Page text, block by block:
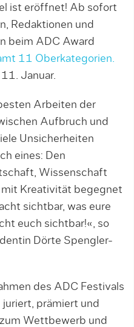
ist eröffnet! Ab sofort
Redaktionen und
beim ADC Award
11 Oberkategorien.
Januar.
Arbeiten der
Aufbruch und
Unsicherheiten
eines: Den
Wissenschaft
mit Kreativität begegnet
sichtbar, was eure
euch sichtbar!«, so
Dörte Spengler-
des ADC Festivals
prämiert und
Wettbewerb und